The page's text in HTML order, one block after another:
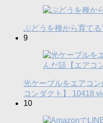
ぶどうを種から育て
9
光ケーブルをエアコ
コンダクト】 10418
10